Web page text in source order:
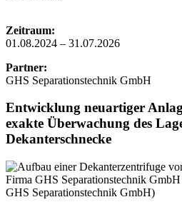
Zeitraum:
01.08.2024 – 31.07.2026
Partner:
GHS Separationstechnik GmbH
Entwicklung neuartiger
exakte Überwachung des
Dekanterschnecke